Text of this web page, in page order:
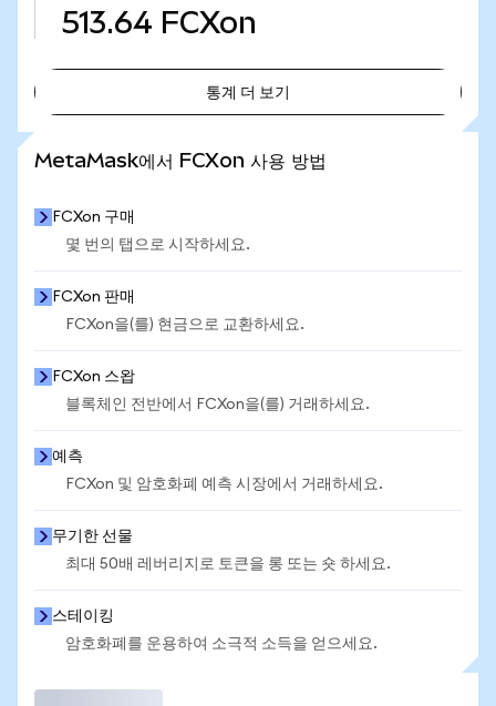
513.64 FCXon
통계 더 보기
MetaMask에서 FCXon 사용 방법
FCXon 구매
몇 번의 탭으로 시작하세요.
FCXon 판매
FCXon을(를) 현금으로 교환하세요.
FCXon 스왑
블록체인 전반에서 FCXon을(를) 거래하세요.
예측
FCXon 및 암호화폐 예측 시장에서 거래하세요.
무기한 선물
최대 50배 레버리지로 토큰을 롱 또는 숏 하세요.
스테이킹
암호화폐를 운용하여 소극적 소득을 얻으세요.